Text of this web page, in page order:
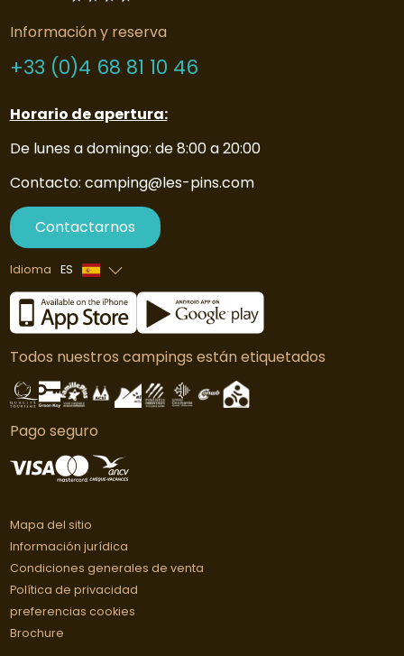
Información y reserva
+33 (0)4 68 81 10 46
Horario de apertura:
De lunes a domingo: de 8:00 a 20:00
Contacto: camping@les-pins.com
Contactarnos
Idioma ES
Francés
Inglés
Alemán
Holandés
Todos nuestros campings están etiquetados
Pago seguro
Mapa del sitio
Información jurídica
Condiciones generales de venta
Política de privacidad
preferencias cookies
Brochure